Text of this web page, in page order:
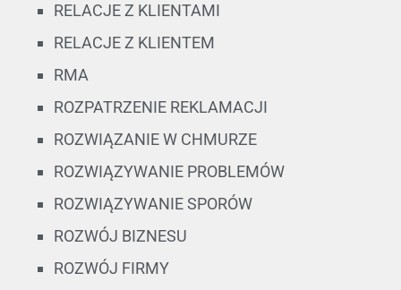
RELACJE Z KLIENTAMI
RELACJE Z KLIENTEM
RMA
ROZPATRZENIE REKLAMACJI
ROZWIĄZANIE W CHMURZE
ROZWIĄZYWANIE PROBLEMÓW
ROZWIĄZYWANIE SPORÓW
ROZWÓJ BIZNESU
ROZWÓJ FIRMY